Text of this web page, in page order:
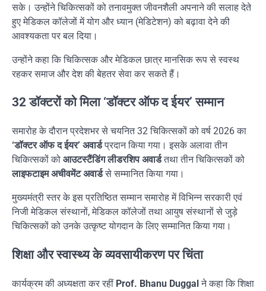
सके। उन्होंने चिकित्सकों को तनावमुक्त जीवनशैली अपनाने की सलाह देते
हुए मेडिकल कॉलेजों में योग और ध्यान (मेडिटेशन) को बढ़ावा देने की
आवश्यकता पर बल दिया।
उन्होंने कहा कि चिकित्सक और मेडिकल छात्र मानसिक रूप से स्वस्थ
रहकर समाज और देश की बेहतर सेवा कर सकते हैं।
32 डॉक्टरों को मिला ‘डॉक्टर ऑफ द ईयर’ सम्मान
समारोह के दौरान प्रदेशभर से चयनित 32 चिकित्सकों को वर्ष 2026 का
‘डॉक्टर ऑफ द ईयर’ अवार्डप्रदान किया गया। इसके अलावा तीन
चिकित्सकों को आउटस्टैंडिंग लीडरशिप अवार्डतथा तीन चिकित्सकों को
लाइफटाइम अचीवमेंट अवार्डसे सम्मानित किया गया।
मुख्यमंत्री स्तर के इस प्रतिष्ठित सम्मान समारोह में विभिन्न सरकारी एवं
निजी मेडिकल संस्थानों, मेडिकल कॉलेजों तथा आयुष संस्थानों से जुड़े
चिकित्सकों को उनके उत्कृष्ट योगदान के लिए सम्मानित किया गया।
शिक्षा और स्वास्थ्य के व्यवसायीकरण पर चिंता
कार्यक्रम की अध्यक्षता कर रहीं Prof. Bhanu Duggalने कहा कि शिक्षा